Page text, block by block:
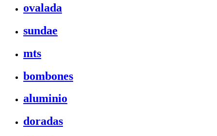
ovalada
sundae
mts
bombones
aluminio
doradas